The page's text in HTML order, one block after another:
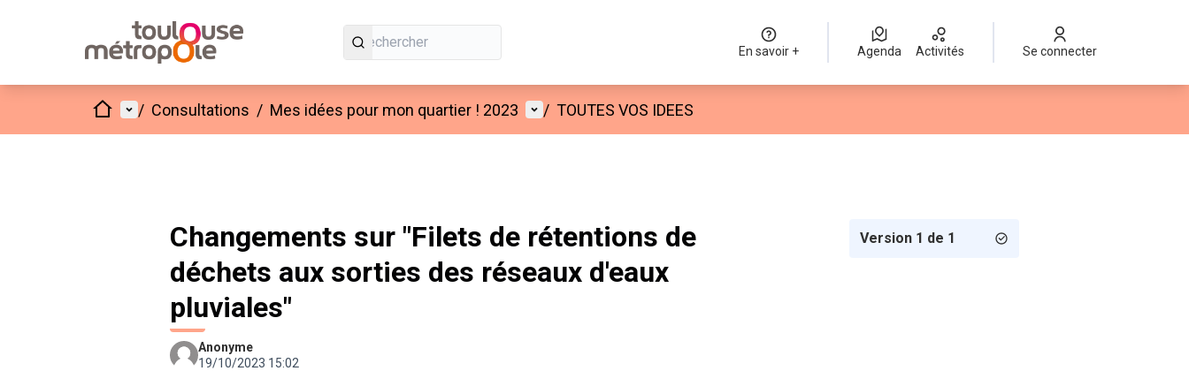
En savoir + Agenda Activités Se connecter
AccueilMenu principal
/ Consultations / Mes idées pour mon quartier ! 2023 Menu utilisateur
/ TOUTES VOS IDEES
Changements sur "Filets de rétentions de
déchets aux sorties des réseaux d'eaux
pluviales"
Anonyme
19/10/2023 15:02
Version 1 de 1